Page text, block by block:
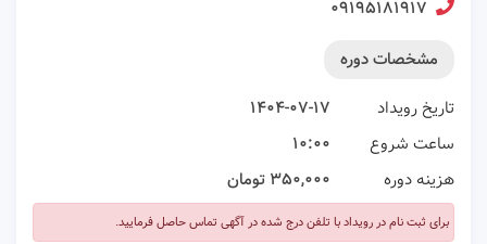
۰۹۱۹۵۱۸۱۹۱۷
مشخصات دوره
تاریخ رویداد
۱۴۰۴-۰۷-۱۷
ساعت شروع
۱۰:۰۰
هزینه دوره
۳۵۰,۰۰۰ تومان
برای ثبت نام در رویداد با تلفن درج شده در آگهی تماس حاصل فرمایید.